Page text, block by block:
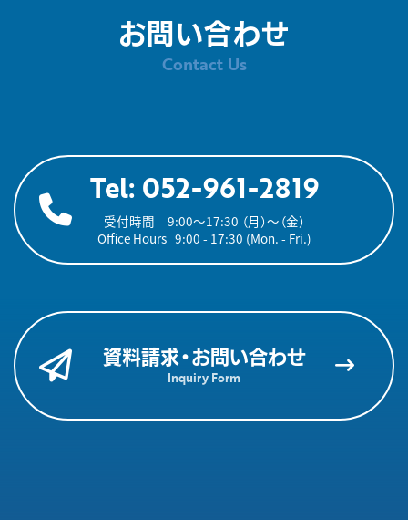
お問い合わせ
Contact Us
Tel: 052-961-2819
受付時間　9:00〜17:30 （月）～（金）
Office Hours   9:00 - 17:30 (Mon. - Fri.)
資料請求・お問い合わせ
Inquiry Form